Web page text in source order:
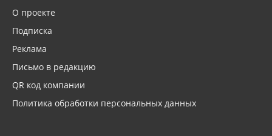
О проекте
Подписка
Реклама
Письмо в редакцию
QR код компании
Политика обработки персональных данных